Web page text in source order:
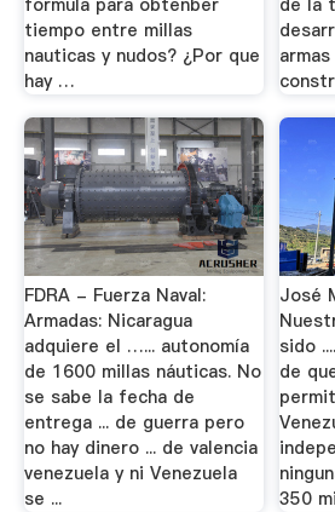
tiempo entre millas
nauticas y nudos? ¿Por que
hay …
FDRA - Fuerza Naval:
Armadas: Nicaragua
adquiere el …... autonomía
de 1600 millas náuticas. No
se sabe la fecha de
entrega ... de guerra pero
no hay dinero ... de valencia
venezuela y ni Venezuela
se ...
José
sido
de
350